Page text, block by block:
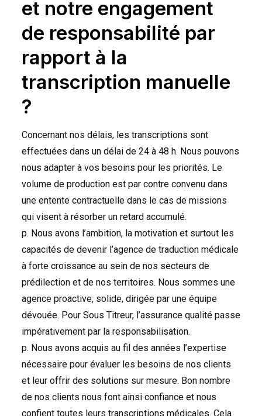
et notre engagement
de responsabilité par
rapport à la
transcription manuelle
?
Concernant nos délais, les transcriptions sont
effectuées dans un délai de 24 à 48 h. Nous pouvons
nous adapter à vos besoins pour les priorités. Le
volume de production est par contre convenu dans
une entente contractuelle dans le cas de missions
qui visent à résorber un retard accumulé.
p. Nous avons l’ambition, la motivation et surtout les
capacités de devenir l’agence de traduction médicale
à forte croissance au sein de nos secteurs de
prédilection et de nos territoires. Nous sommes une
agence proactive, solide, dirigée par une équipe
dévouée. Pour Sous Titreur, l’assurance qualité passe
impérativement par la responsabilisation.
p. Nous avons acquis au fil des années l’expertise
nécessaire pour évaluer les besoins de nos clients
et leur offrir des solutions sur mesure. Bon nombre
de nos clients nous font ainsi confiance et nous
confient toutes leurs transcriptions médicales. Cela